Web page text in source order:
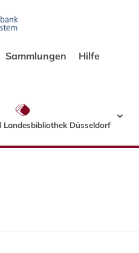
Sammlungen Hilfe
Düsseldorf